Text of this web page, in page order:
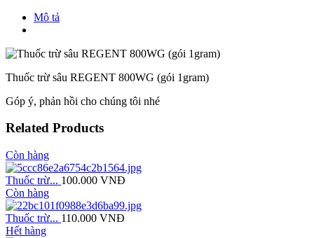
Mô tả
Thuốc trừ sâu REGENT 800WG (gói 1gram)
Góp ý, phản hồi cho chúng tôi nhé
Related Products
Còn hàng
Thuốc trừ... 100.000 VNĐ
Còn hàng
Thuốc trừ... 110.000 VNĐ
Hết hàng